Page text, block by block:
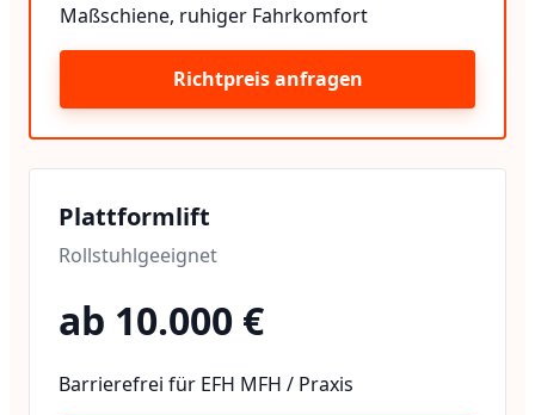
Maßschiene, ruhiger Fahrkomfort
Richtpreis anfragen
Plattformlift
Rollstuhlgeeignet
ab 10.000 €
Barrierefrei für EFH MFH / Praxis